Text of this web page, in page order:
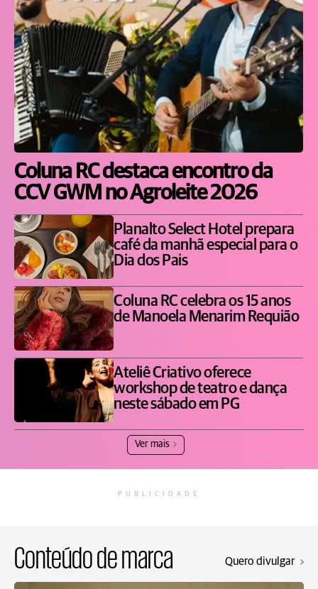
Coluna RC destaca encontro da
CCV GWM no Agroleite 2026
Planalto Select Hotel prepara
café da manhã especial para o
Dia dos Pais
Coluna RC celebra os 15 anos
de Manoela Menarim Requião
Ateliê Criativo oferece
workshop de teatro e dança
neste sábado em PG
Ver mais
PUBLICIDADE
Conteúdo de marca Quero divulgar